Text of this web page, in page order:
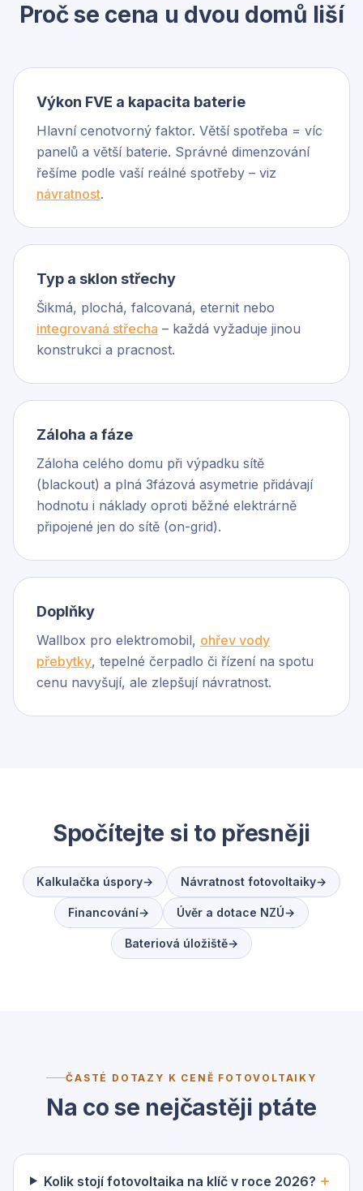
Proč se cena u dvou domů liší
Výkon FVE a kapacita baterie
Hlavní cenotvorný faktor. Větší spotřeba = víc
panelů a větší baterie. Správné dimenzování
řešíme podle vaší reálné spotřeby – viz
návratnost.
Typ a sklon střechy
Šikmá, plochá, falcovaná, eternit nebo
integrovaná střecha – každá vyžaduje jinou
konstrukci a pracnost.
Záloha a fáze
Záloha celého domu při výpadku sítě
(blackout) a plná 3fázová asymetrie přidávají
hodnotu i náklady oproti běžné elektrárně
připojené jen do sítě (on-grid).
Doplňky
Wallbox pro elektromobil, ohřev vody
přebytky, tepelné čerpadlo či řízení na spotu
cenu navyšují, ale zlepšují návratnost.
Spočítejte si to přesněji
Kalkulačka úspory→ Návratnost fotovoltaiky→
Financování→ Úvěr a dotace NZÚ→
Bateriová úložiště→
ČASTÉ DOTAZY K CENĚ FOTOVOLTAIKY
Na co se nejčastěji ptáte
Kolik stojí fotovoltaika na klíč v roce 2026?